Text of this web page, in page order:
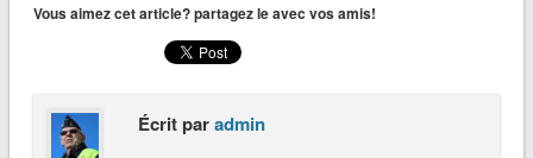
Vous aimez cet article? partagez le avec vos amis!
Écrit paradmin